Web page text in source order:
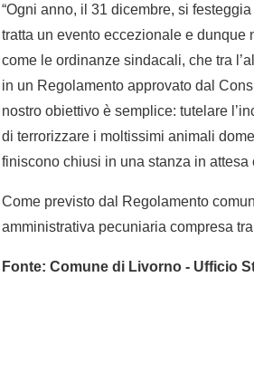
“Ogni anno, il 31 dicembre, si
tratta un evento eccezionale e
come le ordinanze sindacali, che tra
in un Regolamento approvato dal
nostro obiettivo è semplice: tutelare
di terrorizzare i moltissimi animali
finiscono chiusi in una stanza in attesa
Come previsto dal Regolamento
amministrativa pecuniaria compresa
Fonte: Comune di Livorno - Ufficio